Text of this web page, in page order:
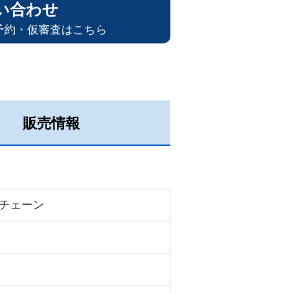
合わせ
・仮審査はこちら
販売情報
ェーン